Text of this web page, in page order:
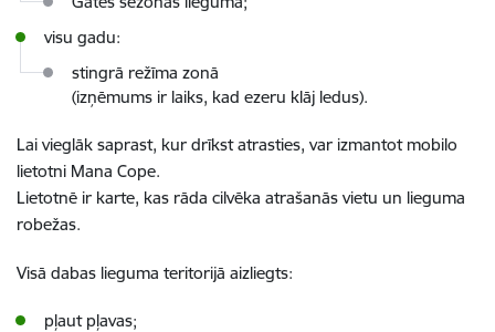
visu gadu:
stingrā režīma zonā
(izņēmums ir laiks, kad ezeru klāj ledus).
Lai vieglāk saprast, kur drīkst atrasties, var izmantot mobilo
lietotni Mana Cope.
Lietotnē ir karte, kas rāda cilvēka atrašanās vietu un lieguma
robežas.
Visā dabas lieguma teritorijā aizliegts:
pļaut pļavas;